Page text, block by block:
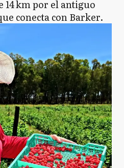
km por el antiguo
conecta con Barker.